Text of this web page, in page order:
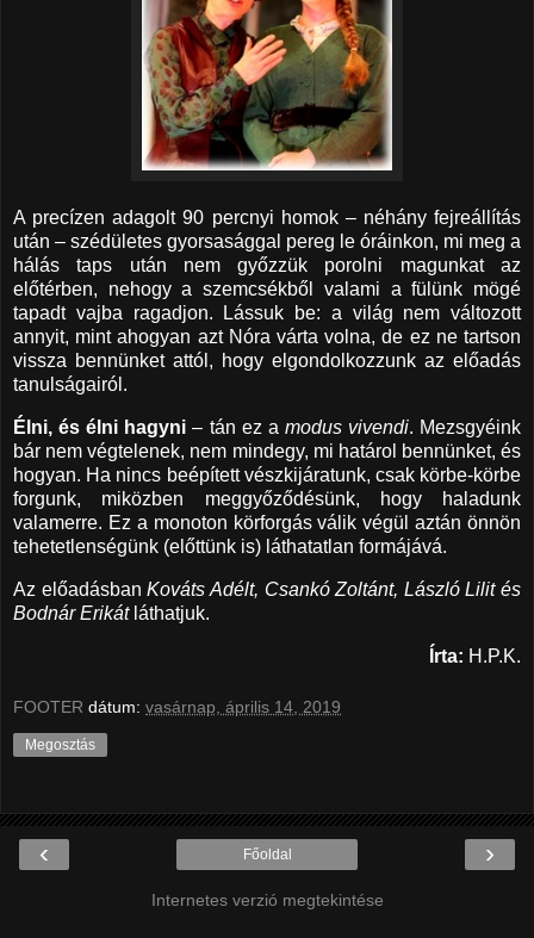
A precízen adagolt 90 percnyi homok – néhány fejreállítás
után – szédületes gyorsasággal pereg le óráinkon, mi meg a
hálás taps után nem győzzük porolni magunkat az
előtérben, nehogy a szemcsékből valami a fülünk mögé
tapadt vajba ragadjon. Lássuk be: a világ nem változott
annyit, mint ahogyan azt Nóra várta volna, de ez ne tartson
vissza bennünket attól, hogy elgondolkozzunk az előadás
tanulságairól.
Élni, és élni hagyni – tán ez a modus vivendi. Mezsgyéink
bár nem végtelenek, nem mindegy, mi határol bennünket, és
hogyan. Ha nincs beépített vészkijáratunk, csak körbe-körbe
forgunk, miközben meggyőződésünk, hogy haladunk
valamerre. Ez a monoton körforgás válik végül aztán önnön
tehetetlenségünk (előttünk is) láthatatlan formájává.
Az előadásbanKováts Adélt, Csankó Zoltánt, László Lilit és
Bodnár Erikátláthatjuk.
Írta: H.P.K.
FOOTER dátum: vasárnap, április 14, 2019
Megosztás
‹ ›
Főoldal
Internetes verzió megtekintése